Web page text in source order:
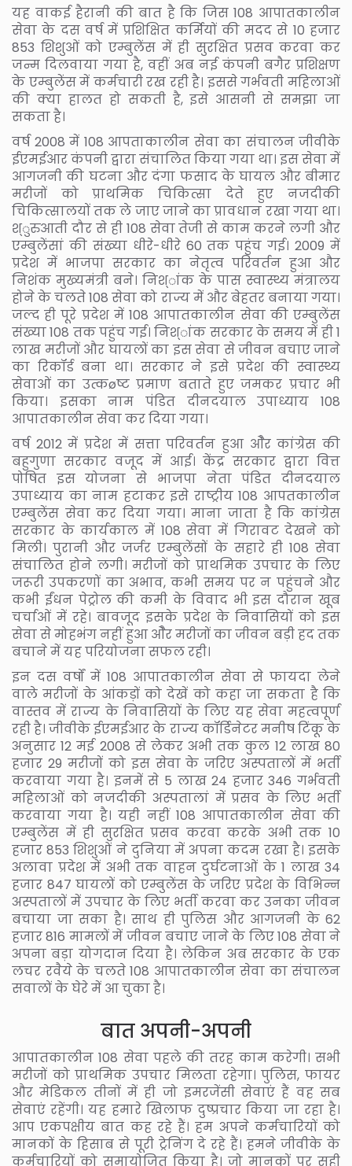
यह वाकई हैरानी की बात है कि जिस 108 आपातकालीन
सेवा के दस वर्ष में प्रशिक्षित कर्मियों की मदद से 10 हजार
853 शिशुओं को एम्बुलेंस में ही सुरक्षित प्रसव करवा कर
जन्म दिलवाया गया है, वहीं अब नई कंपनी बगैर प्रशिक्षण
के एम्बुलेंस में कर्मचारी रख रही है। इससे गर्भवती महिलाओं
की क्या हालत हो सकती है, इसे आसनी से समझा जा
सकता है।
वर्ष 2008 में 108 आपताकालीन सेवा का संचालन जीवीके
ईएमईआर कंपनी द्वारा संचालित किया गया था। इस सेवा में
आगजनी की घटना और दंगा फसाद के घायल और बीमार
मरीजों को प्राथमिक चिकित्सा देते हुए नजदीकी
चिकित्सालयों तक ले जाए जाने का प्रावधान रखा गया था।
श्ुरुआती दौर से ही 108 सेवा तेजी से काम करने लगी और
एम्बुलेंसां की संख्या धीरे-धीरे 60 तक पहुंच गई। 2009 में
प्रदेश में भाजपा सरकार का नेतृत्व परिवर्तन हुआ और
निशंक मुख्यमंत्री बने। निश्ांक के पास स्वास्थ्य मंत्रालय
होने के चलते 108 सेवा को राज्य में और बेहतर बनाया गया।
जल्द ही पूरे प्रदेश में 108 आपातकालीन सेवा की एम्बुलेंस
संख्या 108 तक पहुंच गई। निश्ांक सरकार के समय में ही 1
लाख मरीजों और घायलों का इस सेवा से जीवन बचाए जाने
का रिकॉर्ड बना था। सरकार ने इसे प्रदेश की स्वास्थ्य
सेवाओं का उत्कøष्ट प्रमाण बताते हुए जमकर प्रचार भी
किया। इसका नाम पंडित दीनदयाल उपाध्याय 108
आपातकालीन सेवा कर दिया गया।
वर्ष 2012 में प्रदेश में सत्ता परिवर्तन हुआ ओैर कांग्रेस की
बहुगुणा सरकार वजूद में आई। केंद्र सरकार द्वारा वित्त
पोषित इस योजना से भाजपा नेता पंडित दीनदयाल
उपाध्याय का नाम हटाकर इसे राष्ट्रीय 108 आपतकालीन
एम्बुलेंस सेवा कर दिया गया। माना जाता है कि कांग्रेस
सरकार के कार्यकाल में 108 सेवा में गिरावट देखने को
मिली। पुरानी और जर्जर एम्बुलेंसों के सहारे ही 108 सेवा
संचालित होने लगी। मरीजों को प्राथमिक उपचार के लिए
जरूरी उपकरणों का अभाव, कभी समय पर न पहुंचने और
कभी ईंधन पेट्रोल की कमी के विवाद भी इस दौरान खूब
चर्चाओं में रहे। बावजूद इसके प्रदेश के निवासियों को इस
सेवा से मोहभंग नहीं हुआ ओैर मरीजों का जीवन बड़ी हद तक
बचाने में यह परियोजना सफल रही।
इन दस वर्षों में 108 आपातकालीन सेवा से फायदा लेने
वाले मरीजों के आंकड़ों को देखें को कहा जा सकता है कि
वास्तव में राज्य के निवासियों के लिए यह सेवा महत्वपूर्ण
रही है। जीवीके ईएमईआर के राज्य कॉर्डिनेटर मनीष टिंकू के
अनुसार 12 मई 2008 से लेकर अभी तक कुल 12 लाख 80
हजार 29 मरीजों को इस सेवा के जरिए अस्पतालों में भर्ती
करवाया गया है। इनमें से 5 लाख 24 हजार 346 गर्भवती
महिलाओं को नजदीकी अस्पतालां में प्रसव के लिए भर्ती
करवाया गया है। यही नहीं 108 आपातकालीन सेवा की
एम्बुलेंस में ही सुरक्षित प्रसव करवा करके अभी तक 10
हजार 853 शिशुओं ने दुनिया में अपना कदम रखा है। इसके
अलावा प्रदेश में अभी तक वाहन दुर्घटनाओं के 1 लाख 34
हजार 847 घायलों को एम्बुलेंस के जरिए प्रदेश के विभिन्न
अस्पतालों में उपचार के लिए भर्ती करवा कर उनका जीवन
बचाया जा सका है। साथ ही पुलिस और आगजनी के 62
हजार 816 मामलों में जीवन बचाए जाने के लिए 108 सेवा ने
अपना बड़ा योगदान दिया है। लेकिन अब सरकार के एक
लचर रवैये के चलते 108 आपातकालीन सेवा का संचालन
सवालों के घेरे में आ चुका है।
बात अपनी-अपनी
आपातकालीन 108 सेवा पहले की तरह काम करेगी। सभी
मरीजों को प्राथमिक उपचार मिलता रहेगा। पुलिस, फायर
और मेडिकल तीनों में ही जो इमरजेंसी सेवाएं हैं वह सब
सेवाएं रहेंगी। यह हमारे खिलाफ दुष्प्रचार किया जा रहा है।
आप एकपक्षीय बात कह रहे हैं। हम अपने कर्मचारियों को
मानकों के हिसाब से पूरी ट्रेनिंग दे रहे हैं। हमने जीवीके के
कर्मचारियों को समायोजित किया है। जो मानकों पर सही